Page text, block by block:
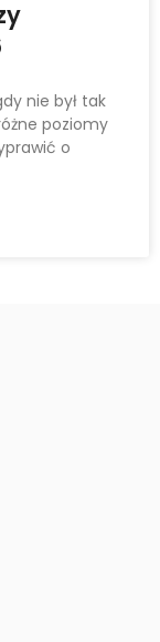
nie był tak
poziomy
o